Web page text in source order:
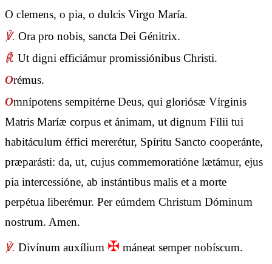
O clemens, o pia, o dulcis Virgo María.
℣. Ora pro nobis, sancta Dei Génitrix.
℟. Ut digni efficiámur promissiónibus Christi.
Orémus.
Omnípotens sempitérne Deus, qui gloriósæ Vírginis
Matris Maríæ corpus et ánimam, ut dignum Fílii tui
habitáculum éffici mererétur, Spíritu Sancto cooperánte,
præparásti: da, ut, cujus commemoratióne lætámur, ejus
pia intercessióne, ab instántibus malis et a morte
perpétua liberémur. Per eúmdem Christum Dóminum
nostrum. Amen.
℣. Divínum auxílium ✠ máneat semper nobíscum.